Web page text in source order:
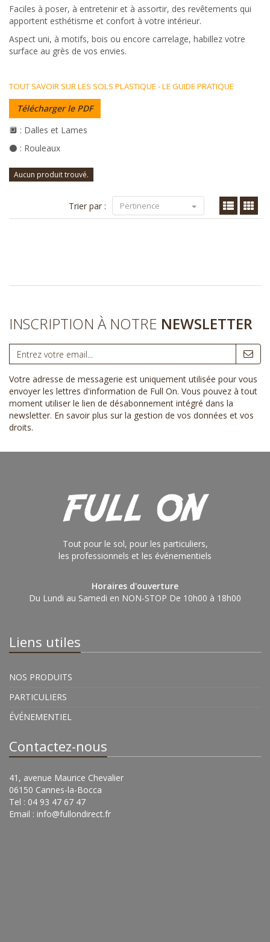
Faciles à poser, à entretenir et à assortir, des revêtements qui
apportent esthétisme et confort à votre intérieur.
Aspect uni, à motifs, bois ou encore carrelage, habillez votre
surface au grès de vos envies.
TOUT SAVOIR SUR LES SOLS PLASTIQUE - LE GUIDE PRATIQUE
Télécharger le PDF
🔲 : Dalles et Lames
⚫ : Rouleaux
Aucun produit trouvé.
Trier par : Pertinence
INSCRIPTION À NOTRE NEWSLETTER
Votre adresse de messagerie est uniquement utilisée pour vous
envoyer les lettres d'information de Full On. Vous pouvez à tout
moment utiliser le lien de désabonnement intégré dans la
newsletter. En savoir plus sur la gestion de vos données et vos
droits.
Tout pour le sol, pour les particuliers,
les professionnels et les événementiels
Horaires d'ouverture
Du Lundi au Samedi en NON-STOP De 10h00 à 18h00
Liens utiles
NOS PRODUITS
PARTICULIERS
ÉVÉNEMENTIEL
Contactez-nous
41, avenue Maurice Chevalier
06150 Cannes-la-Bocca
Tel : 04 93 47 67 47
Email : info@fullondirect.fr